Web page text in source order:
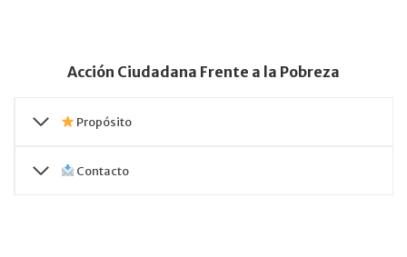
Acción Ciudadana Frente a la Pobreza
Propósito
Contacto